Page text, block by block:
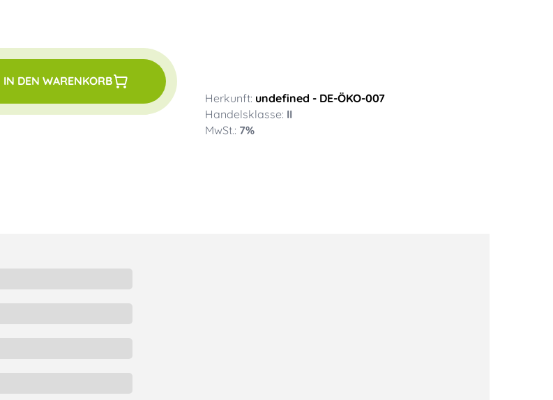
Herkunft: undefined - DE-ÖKO-007
Handelsklasse: II
MwSt.: 7%
IN DEN WARENKORB